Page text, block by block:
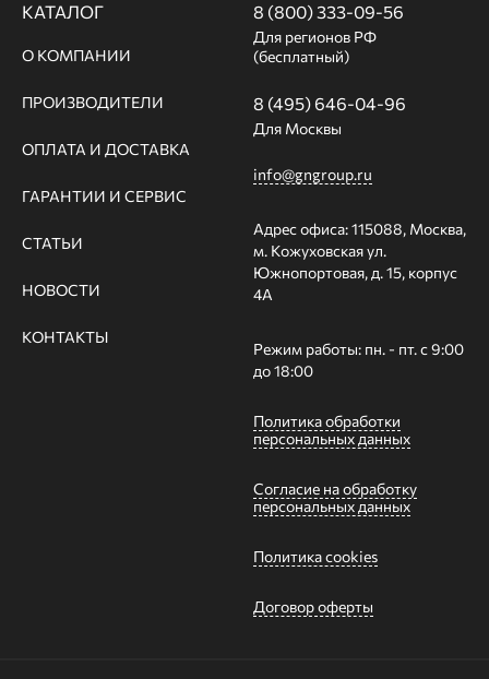
КАТАЛОГ
О КОМПАНИИ
ПРОИЗВОДИТЕЛИ
ОПЛАТА И ДОСТАВКА
ГАРАНТИИ И СЕРВИС
СТАТЬИ
НОВОСТИ
КОНТАКТЫ
8 (800) 333-09-56
Для регионов РФ
(бесплатный)
8 (495) 646-04-96
Для Москвы
info@gngroup.ru
Адрес офиса: 115088, Москва,
м. Кожуховская ул.
Южнопортовая, д. 15, корпус
4А
Режим работы: пн. - пт. с 9:00
до 18:00
Политика обработки
персональных данных
Согласие на обработку
персональных данных
Политика cookies
Договор оферты